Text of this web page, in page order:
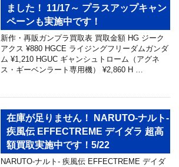
ました！ 11/17～ プラスアップキャン
ペーンも実施中です！
新作・再販ガンプラ買取表 買取金額 HG ジーク
アクス ¥880 HGCE ライジングフリーダムガンダ
ム ¥1,210 HGUC ギャンシュトローム（アグネ
ス・ギーベンラート専用機） ¥2,860 H …
在庫が足りません！ NARUTO-ナルト-
疾風伝 EFFECTREME デイダラ 超高
額買取実施中です！5/22
NARUTO-ナルト- 疾風伝 EFFECTREME デイダ